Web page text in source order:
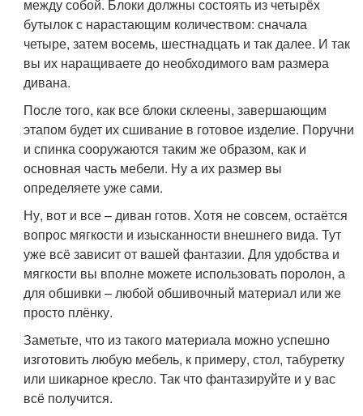
между собой. Блоки должны состоять из четырёх
бутылок с нарастающим количеством: сначала
четыре, затем восемь, шестнадцать и так далее. И так
вы их наращиваете до необходимого вам размера
дивана.
После того, как все блоки склеены, завершающим
этапом будет их сшивание в готовое изделие. Поручни
и спинка сооружаются таким же образом, как и
основная часть мебели. Ну а их размер вы
определяете уже сами.
Ну, вот и все – диван готов. Хотя не совсем, остаётся
вопрос мягкости и изысканности внешнего вида. Тут
уже всё зависит от вашей фантазии. Для удобства и
мягкости вы вполне можете использовать поролон, а
для обшивки – любой обшивочный материал или же
просто плёнку.
Заметьте, что из такого материала можно успешно
изготовить любую мебель, к примеру, стол, табуретку
или шикарное кресло. Так что фантазируйте и у вас
всё получится.